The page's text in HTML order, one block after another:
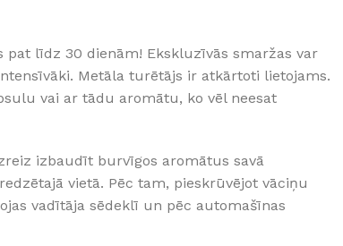
līdz 30 dienām! Ekskluzīvās smaržas var
Metāla turētājs ir atkārtoti lietojams.
vai ar tādu aromātu, ko vēl neesat
izbaudīt burvīgos aromātus savā
vietā. Pēc tam, pieskrūvējot vāciņu
vadītāja sēdeklī un pēc automašīnas